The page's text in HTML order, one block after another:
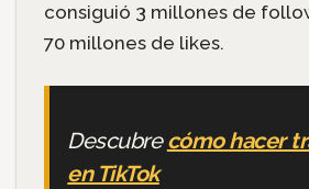
consiguió 3 millones de
70 millones de likes.
Descubrecómo hacer
en TikTok